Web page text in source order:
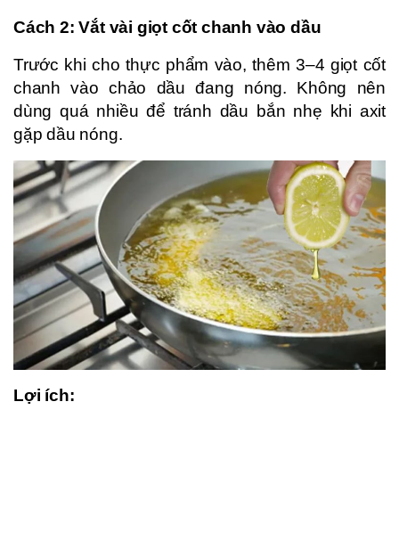
Cách 2: Vắt vài giọt cốt chanh vào dầu
Trước khi cho thực phẩm vào, thêm 3–4 giọt cốt
chanh vào chảo dầu đang nóng. Không nên
dùng quá nhiều để tránh dầu bắn nhẹ khi axit
gặp dầu nóng.
Lợi ích: